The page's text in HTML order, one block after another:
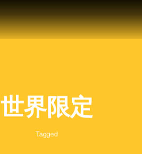
世界限定
Tagged